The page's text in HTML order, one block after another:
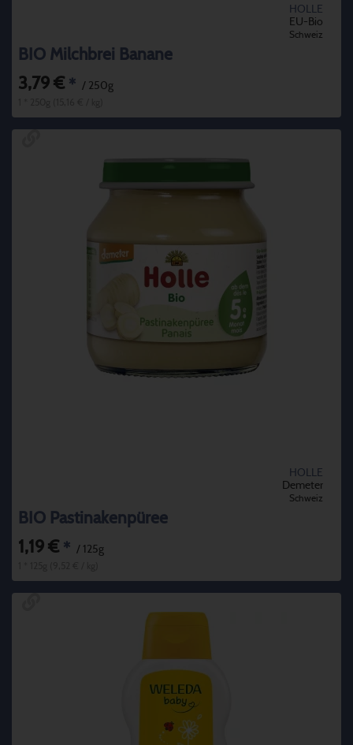
HOLLE
EU-Bio
Schweiz
BIO Milchbrei Banane
3,79 € * / 250g
HOLLE
Demeter
Schweiz
BIO Pastinakenpüree
1,19 € * / 125g